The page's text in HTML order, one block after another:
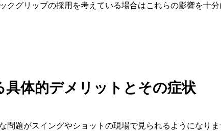
クグリップの採用を考えている場合はこれらの影響を十
具体的デメリットとその症状
問題がスイングやショットの現場で見られるようになりま